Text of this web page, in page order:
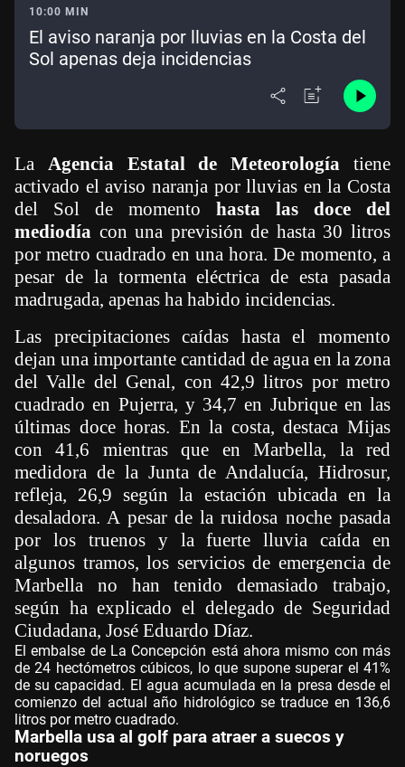
10:00 MIN
El aviso naranja por lluvias en la Costa del
Sol apenas deja incidencias
La Agencia Estatal de Meteorología tiene
activado el aviso naranja por lluvias en la Costa
del Sol de momento hasta las doce del
mediodía con una previsión de hasta 30 litros
por metro cuadrado en una hora. De momento, a
pesar de la tormenta eléctrica de esta pasada
madrugada, apenas ha habido incidencias.
Las precipitaciones caídas hasta el momento
dejan una importante cantidad de agua en la zona
del Valle del Genal, con 42,9 litros por metro
cuadrado en Pujerra, y 34,7 en Jubrique en las
últimas doce horas. En la costa, destaca Mijas
con 41,6 mientras que en Marbella, la red
medidora de la Junta de Andalucía, Hidrosur,
refleja, 26,9 según la estación ubicada en la
desaladora. A pesar de la ruidosa noche pasada
por los truenos y la fuerte lluvia caída en
algunos tramos, los servicios de emergencia de
Marbella no han tenido demasiado trabajo,
según ha explicado el delegado de Seguridad
Ciudadana, José Eduardo Díaz.
El embalse de La Concepción está ahora mismo con más
de 24 hectómetros cúbicos, lo que supone superar el 41%
de su capacidad. El agua acumulada en la presa desde el
comienzo del actual año hidrológico se traduce en 136,6
litros por metro cuadrado.
Marbella usa al golf para atraer a suecos y
noruegos